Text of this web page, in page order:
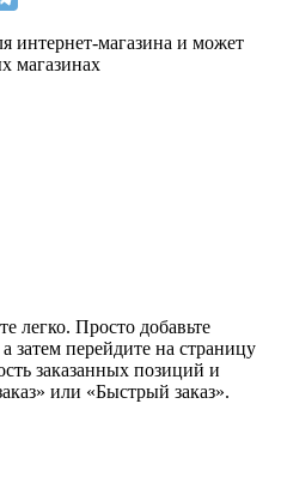
интернет-магазина и может
магазинах
легко. Просто добавьте
затем перейдите на страницу
заказанных позиций и
или «Быстрый заказ».